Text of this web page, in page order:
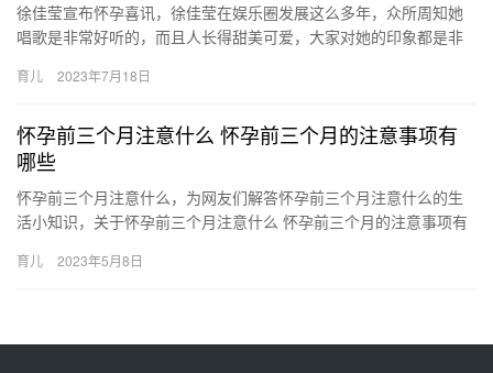
徐佳莹宣布怀孕喜讯，徐佳莹在娱乐圈发展这么多年，众所周知她
唱歌是非常好听的，而且人长得甜美可爱，大家对她的印象都是非
莹宣…
育儿 2023年7月18日
怀孕前三个月注意什么 怀孕前三个月的注意事项有
哪些
怀孕前三个月注意什么，为网友们解答怀孕前三个月注意什么的生
活小知识，关于怀孕前三个月注意什么 怀孕前三个月的注意事项有
怀…
育儿 2023年5月8日